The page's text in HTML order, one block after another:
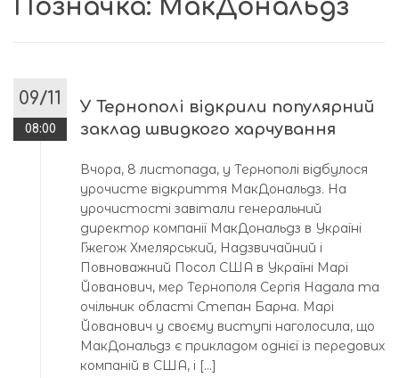
Позначка: МакДональдз
09/11
08:00
У Тернополі відкрили популярний
заклад швидкого харчування
Вчора, 8 листопада, у Тернополі відбулося
урочисте відкриття МакДональдз. На
урочистості завітали генеральний
директор компанії МакДональдз в Україні
Гжегож Хмелярський, Надзвичайний і
Повноважний Посол США в Україні Марі
Йованович, мер Тернополя Сергія Надала та
очільник області Степан Барна. Марі
Йованович у своєму виступі наголосила, що
МакДональдз є прикладом однієї із передових
компаній в США, і […]